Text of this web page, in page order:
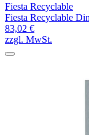
Fiesta Recyclable
Fiesta Recyclable
83,02 €
zzgl. MwSt.